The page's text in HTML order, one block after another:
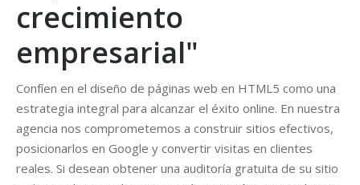
crecimiento
empresarial"
Confíen en el diseño de páginas web en HTML5 como una
estrategia integral para alcanzar el éxito online. En nuestra
agencia nos comprometemos a construir sitios efectivos,
posicionarlos en Google y convertir visitas en clientes
reales. Si desean obtener una auditoría gratuita de su sitio